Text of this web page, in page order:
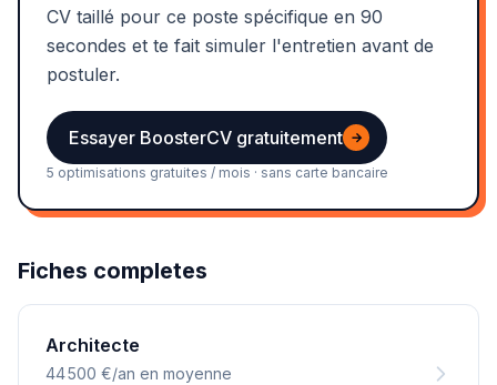
CV taillé pour ce poste spécifique en 90
secondes et te fait simuler l'entretien avant de
postuler.
Essayer BoosterCV gratuitement →
5 optimisations gratuites / mois · sans carte bancaire
Fiches completes
Architecte
44 500 €/an en moyenne